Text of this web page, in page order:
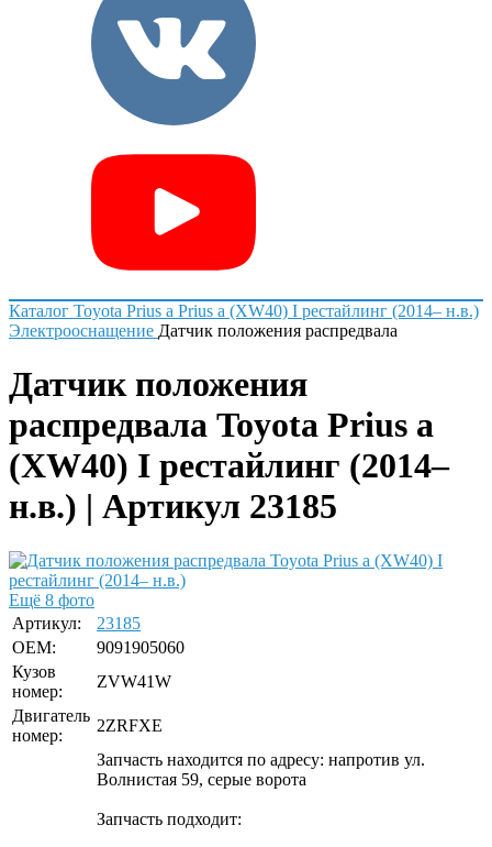
Каталог Toyota Prius a Prius a (XW40) I рестайлинг (2014– н.в.)
Электрооснащение Датчик положения распредвала
Датчик положения
распредвала Toyota Prius a
(XW40) I рестайлинг (2014–
н.в.) | Артикул 23185
Ещё 8 фото
Артикул:
23185
OEM:
9091905060
Кузов
номер:
ZVW41W
Двигатель
номер:
2ZRFXE
Запчасть находится по адресу: напротив ул.
Волнистая 59, серые ворота
Запчасть подходит: